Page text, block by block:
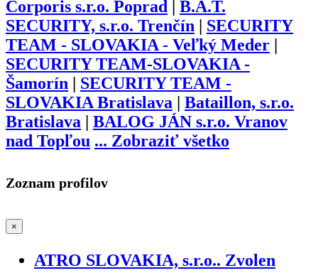
Corporis s.r.o. Poprad
B.A.T.
SECURITY, s.r.o. Trenčín
SECURITY
TEAM - SLOVAKIA - Veľký Meder
SECURITY TEAM-SLOVAKIA -
Šamorín
SECURITY TEAM -
SLOVAKIA Bratislava
Bataillon, s.r.o.
Bratislava
BALOG JÁN s.r.o. Vranov
nad Topľou ... Zobraziť všetko
Zoznam profilov
×
ATRO SLOVAKIA, s.r.o.. Zvolen